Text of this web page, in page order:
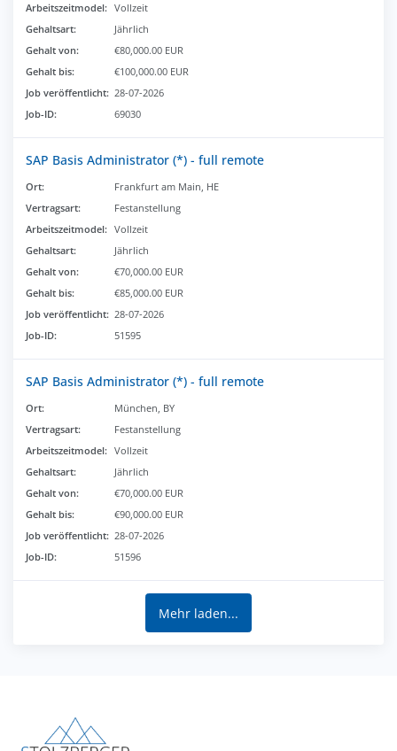
Arbeitszeitmodel: Vollzeit
Gehaltsart:
Jährlich
Gehalt von:
€80,000.00 EUR
Gehalt bis:
€100,000.00 EUR
Job veröffentlicht: 28-07-2026
Job-ID:
69030
SAP Basis Administrator (*) - full remote
Ort:
Frankfurt am Main, HE
Vertragsart:
Festanstellung
Arbeitszeitmodel: Vollzeit
Gehaltsart:
Jährlich
Gehalt von:
€70,000.00 EUR
Gehalt bis:
€85,000.00 EUR
Job veröffentlicht: 28-07-2026
Job-ID:
51595
SAP Basis Administrator (*) - full remote
Ort:
München, BY
Vertragsart:
Festanstellung
Arbeitszeitmodel: Vollzeit
Gehaltsart:
Jährlich
Gehalt von:
€70,000.00 EUR
Gehalt bis:
€90,000.00 EUR
Job veröffentlicht: 28-07-2026
Job-ID:
51596
Mehr laden...